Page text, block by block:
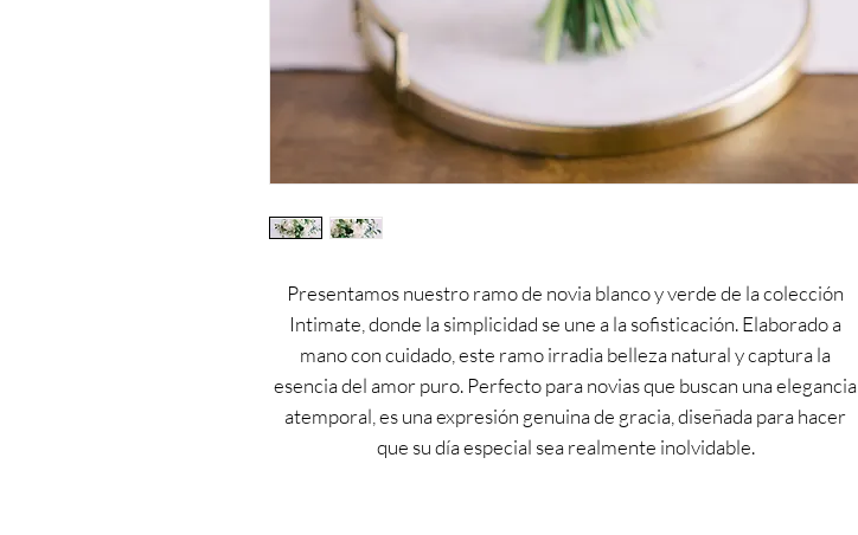
Presentamos nuestro ramo de novia blanco y verde de la colección
Intimate, donde la simplicidad se une a la sofisticación. Elaborado a
mano con cuidado, este ramo irradia belleza natural y captura la
esencia del amor puro. Perfecto para novias que buscan una elegancia
atemporal, es una expresión genuina de gracia, diseñada para hacer
que su día especial sea realmente inolvidable.